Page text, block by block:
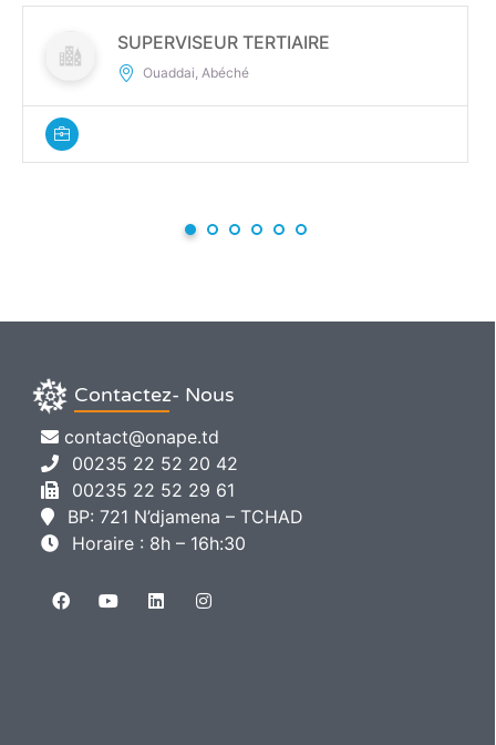
SUPERVISEUR TERTIAIRE
Ouaddai, Abéché
Contactez- Nous
contact@onape.td
00235 22 52 20 42
00235 22 52 29 61
BP: 721 N’djamena – TCHAD
Horaire : 8h – 16h:30